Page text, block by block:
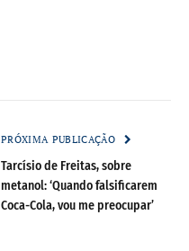
PRÓXIMA PUBLICAÇÃO
Tarcísio de Freitas, sobre
metanol: ‘Quando falsificarem
Coca-Cola, vou me preocupar’